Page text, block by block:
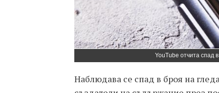
YouTube отчита спад
Наблюдава се спад в броя на